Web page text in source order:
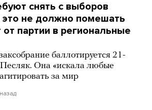
снять с выборов
это не должно помешать
партии в региональные
баллотируется 21-
Она «искала любые
за мир